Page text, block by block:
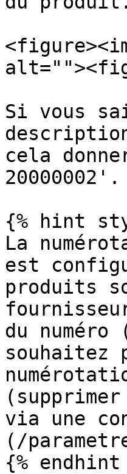
Si vous
cela
20000002'.
{% hint
La
est
produits
du
souhaitez
via une
(/
{% endhint